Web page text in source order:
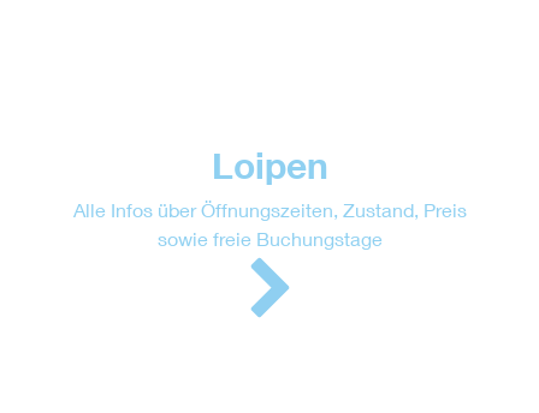
Loipen
Alle Infos über Öffnungszeiten, Zustand, Preis
sowie freie Buchungstage